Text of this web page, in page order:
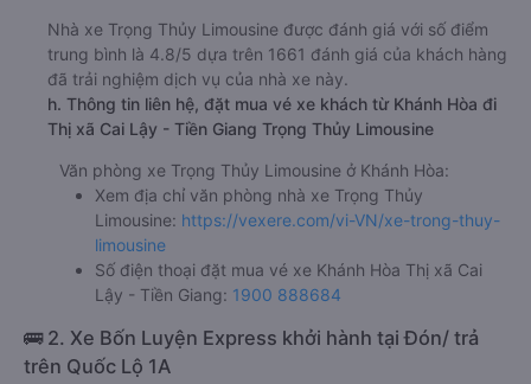
Nhà xe Trọng Thủy Limousine được đánh giá với số điểm
trung bình là 4.8/5 dựa trên 1661 đánh giá của khách hàng
đã trải nghiệm dịch vụ của nhà xe này.
h. Thông tin liên hệ, đặt mua vé xe khách từ Khánh Hòa đi
Thị xã Cai Lậy - Tiền Giang Trọng Thủy Limousine
Văn phòng xe Trọng Thủy Limousine ở Khánh Hòa:
Xem địa chỉ văn phòng nhà xe Trọng Thủy
Limousine: https://vexere.com/vi-VN/xe-trong-thuy-
limousine
Số điện thoại đặt mua vé xe Khánh Hòa Thị xã Cai
Lậy - Tiền Giang: 1900 888684
🚌 2. Xe Bốn Luyện Express khởi hành tại Đón/ trả
trên Quốc Lộ 1A